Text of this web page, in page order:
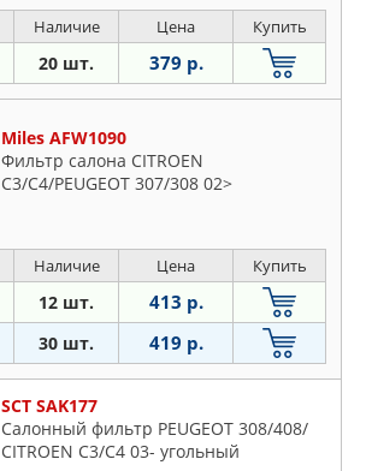
Наличие Цена Купить
20 шт. 379 р.
Miles AFW1090
Фильтр салона CITROEN
C3/C4/PEUGEOT 307/308 02>
Наличие Цена Купить
12 шт. 413 р.
30 шт. 419 р.
SCT SAK177
Салонный фильтр PEUGEOT 308/408/
CITROEN C3/C4 03- угольный